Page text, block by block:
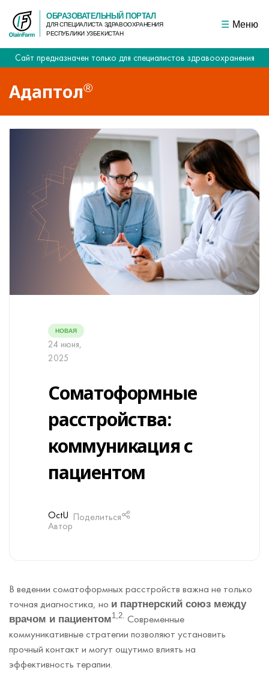
ОБРАЗОВАТЕЛЬНЫЙ ПОРТАЛ
ДЛЯ СПЕЦИАЛИСТА ЗДРАВООХРАНЕНИЯ
РЕСПУБЛИКИ УЗБЕКИСТАН
Меню
Сайт предназначен только для специалистов здравоохранения
Адаптол®
НОВАЯ
24 июня,
2025
Cоматоформные
расстройства:
коммуникация с
пациентом
OctU
Автор
Поделиться
В ведении соматоформных расстройств важна не только
точная диагностика, но и партнерский союз между
врачом и пациентом1,2. Современные
коммуникативные стратегии позволяют установить
прочный контакт и могут ощутимо влиять на
эффективность терапии.